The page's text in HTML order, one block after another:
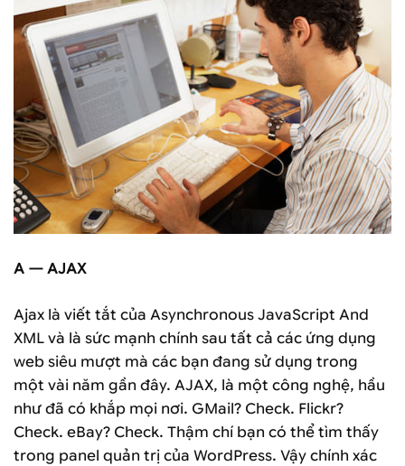
A — AJAX
Ajax là viết tắt của Asynchronous JavaScript And
XML và là sức mạnh chính sau tất cả các ứng dụng
web siêu mượt mà các bạn đang sử dụng trong
một vài năm gần đây. AJAX, là một công nghệ, hầu
như đã có khắp mọi nơi. GMail? Check. Flickr?
Check. eBay? Check. Thậm chí bạn có thể tìm thấy
trong panel quản trị của WordPress. Vậy chính xác